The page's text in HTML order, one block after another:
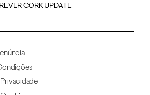
CORK UPDATE